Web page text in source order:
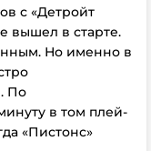
с «Детройт
вышел в старте.
Но именно в
По
в том плей-
«Пистонс»